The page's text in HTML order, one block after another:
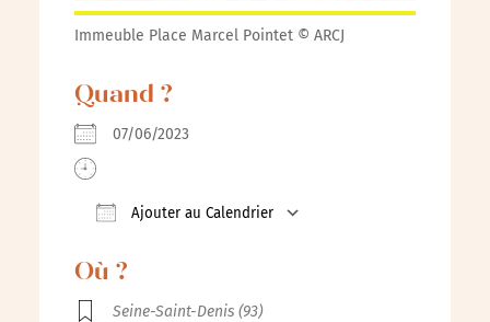
Immeuble Place Marcel Pointet © ARCJ
Quand ?
07/06/2023
Ajouter au Calendrier
Où ?
Seine-Saint-Denis (93)